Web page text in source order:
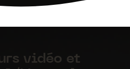
vidéo et